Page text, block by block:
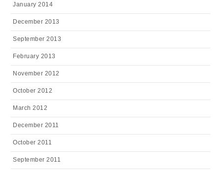
January 2014
December 2013
September 2013
February 2013
November 2012
October 2012
March 2012
December 2011
October 2011
September 2011